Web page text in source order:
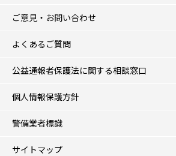
ご意見・お問い合わせ
よくあるご質問
公益通報者保護法に関する相談窓口
個人情報保護方針
警備業者標識
サイトマップ